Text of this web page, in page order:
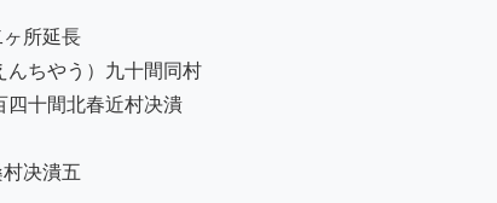
所延長
んちやう）九十間同村
四十間北春近村决潰
决潰五